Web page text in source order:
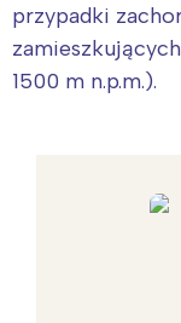
przypadki
1500 m n.p.m.).